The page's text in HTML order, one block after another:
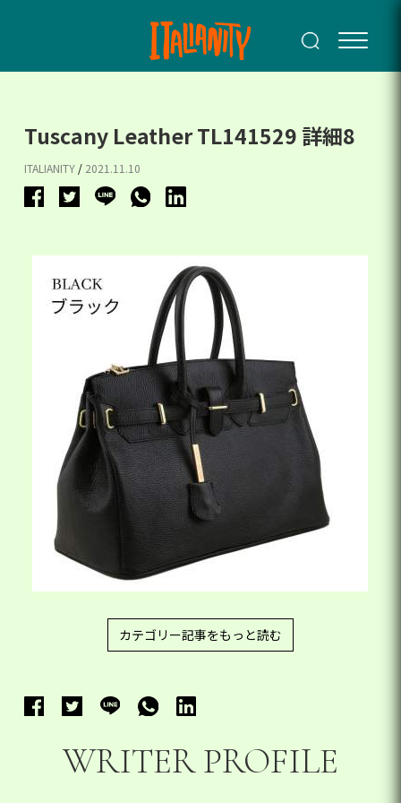
Tuscany Leather TL141529 詳細8
ITALIANITY / 2021.11.10
カテゴリー記事をもっと読む
WRITER PROFILE